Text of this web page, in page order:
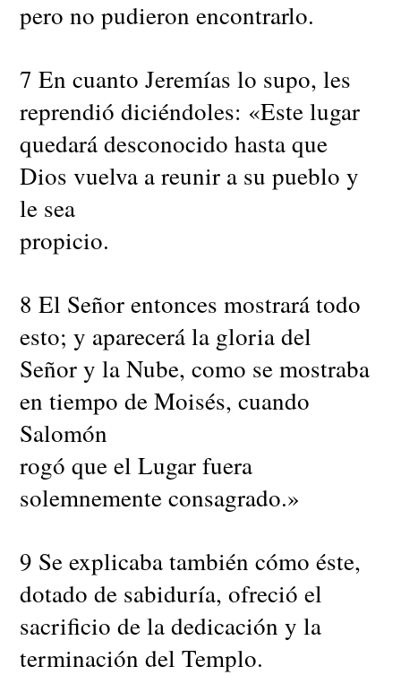
pero no pudieron encontrarlo.
7 En cuanto Jeremías lo supo, les
reprendió diciéndoles: «Este lugar
quedará desconocido hasta que
Dios vuelva a reunir a su pueblo y
le sea
propicio.
8 El Señor entonces mostrará todo
esto; y aparecerá la gloria del
Señor y la Nube, como se mostraba
en tiempo de Moisés, cuando
Salomón
rogó que el Lugar fuera
solemnemente consagrado.»
9 Se explicaba también cómo éste,
dotado de sabiduría, ofreció el
sacrificio de la dedicación y la
terminación del Templo.